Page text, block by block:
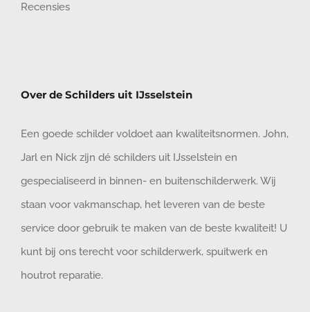
Recensies
Over de Schilders uit IJsselstein
Een goede schilder voldoet aan kwaliteitsnormen. John,
Jarl en Nick zijn dé schilders uit IJsselstein en
gespecialiseerd in binnen- en buitenschilderwerk. Wij
staan voor vakmanschap, het leveren van de beste
service door gebruik te maken van de beste kwaliteit! U
kunt bij ons terecht voor schilderwerk, spuitwerk en
houtrot reparatie.